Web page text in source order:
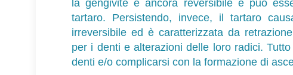
la gengivite è ancora reversibile e può
tartaro. Persistendo, invece, il tartaro
irreversibile ed è caratterizzata da
per i denti e alterazioni delle loro radici.
denti e/o complicarsi con la formazione di